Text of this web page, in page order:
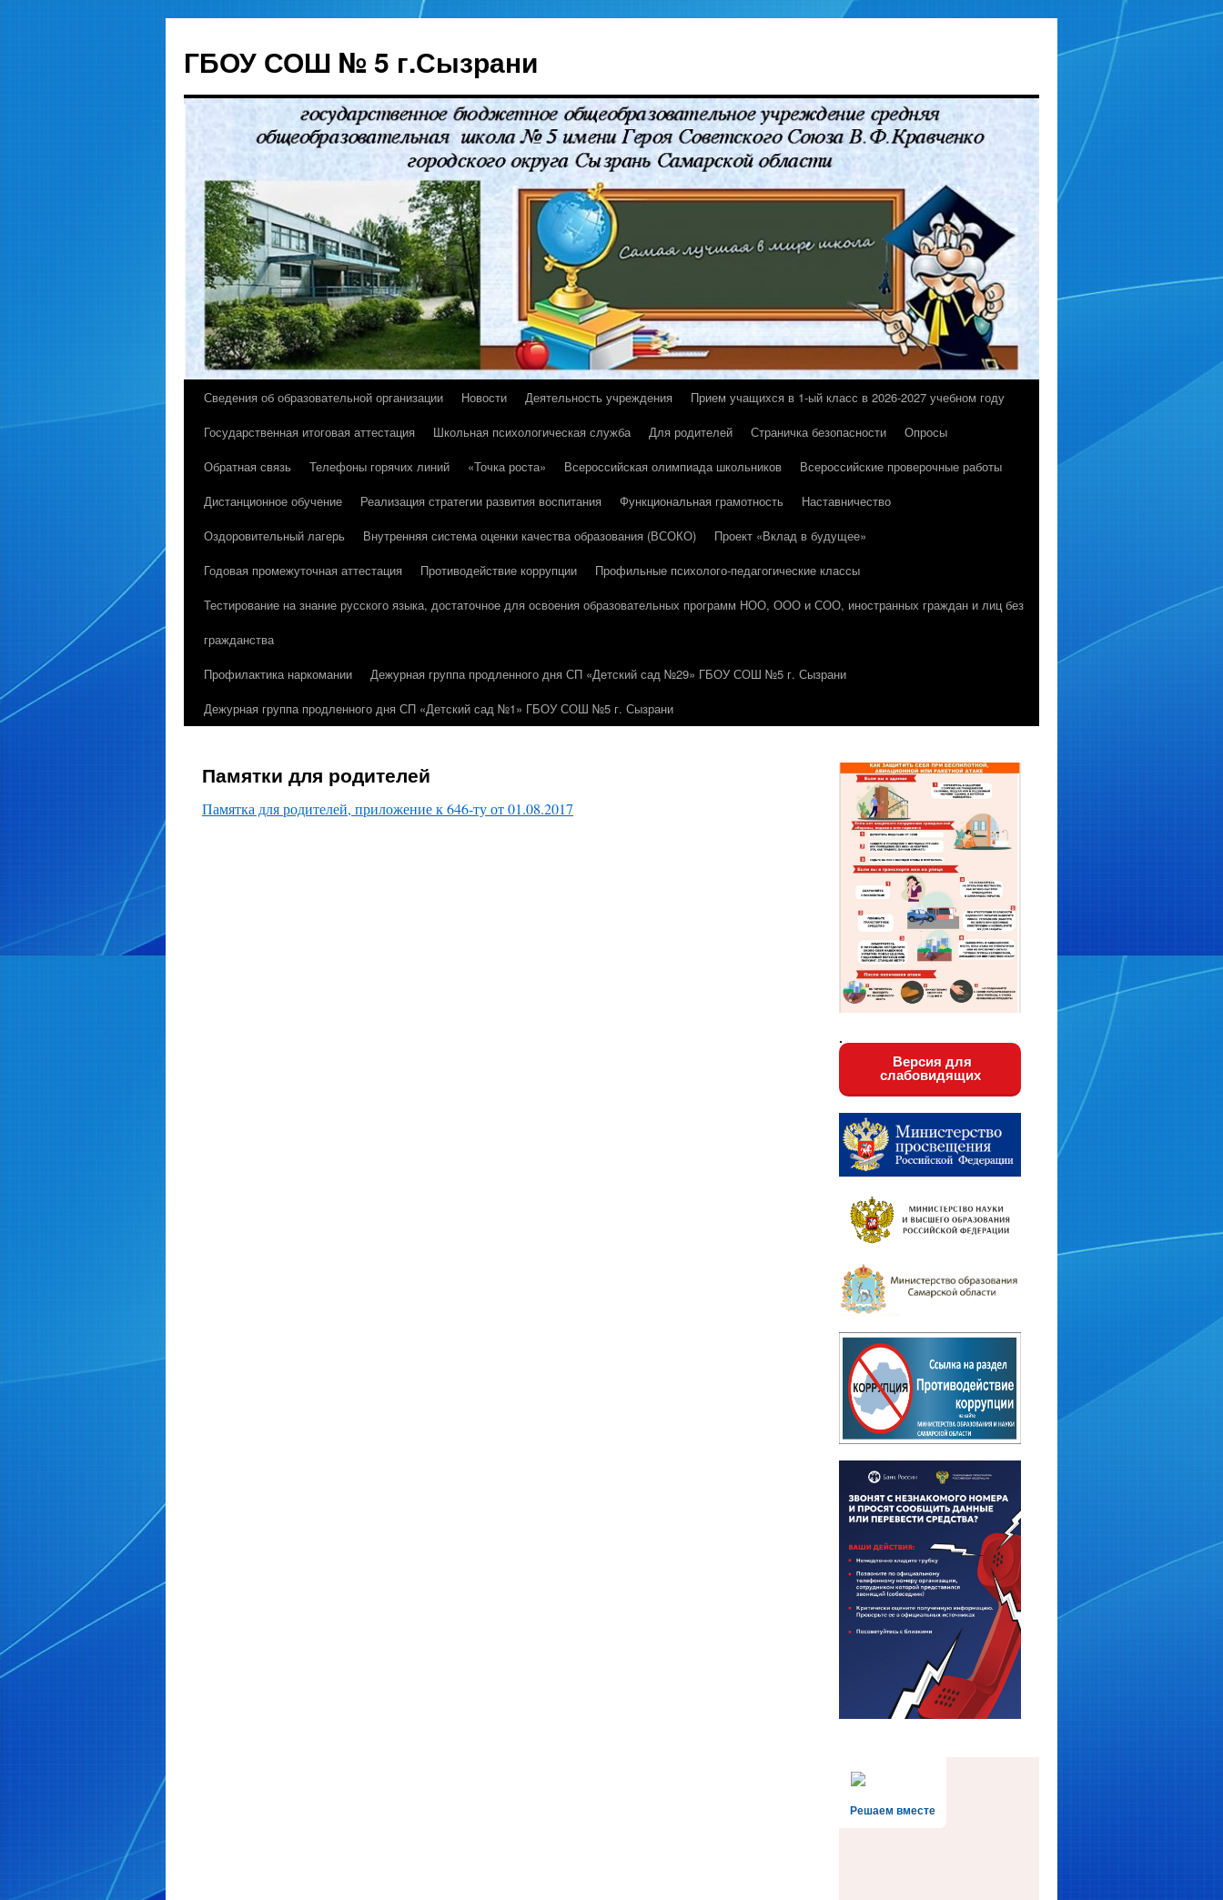
ГБОУ СОШ № 5 г.Сызрани
Перейти
содержимому
Сведения об образовательной организации Новости Деятельность учреждения
Прием учащихся в 1-ый класс в 2026-2027 учебном году
Государственная итоговая аттестация
Школьная психологическая служба Для родителей Страничка безопасности
Опросы
Обратная связь
Телефоны горячих линий «Точка роста» Всероссийская олимпиада школьников
Всероссийские проверочные работы
Дистанционное обучение
Реализация стратегии развития воспитания Функциональная грамотность
Наставничество
Оздоровительный лагерь
Внутренняя система оценки качества образования (ВСОКО)
Проект «Вклад в будущее»
Годовая промежуточная аттестация
Противодействие коррупции
Профильные психолого-педагогические классы
Тестирование на знание русского языка, достаточное для освоения образовательных программ НОО, ООО и СОО, иностранных граждан и лиц без
гражданства
Профилактика наркомании
Дежурная группа продленного дня СП «Детский сад №29» ГБОУ СОШ №5 г. Сызрани
Дежурная группа продленного дня СП «Детский сад №1» ГБОУ СОШ №5 г. Сызрани
Памятки для родителей
Памятка для родителей, приложение к 646-ту от 01.08.2017
.
Версия для
слабовидящих
Решаем вместе